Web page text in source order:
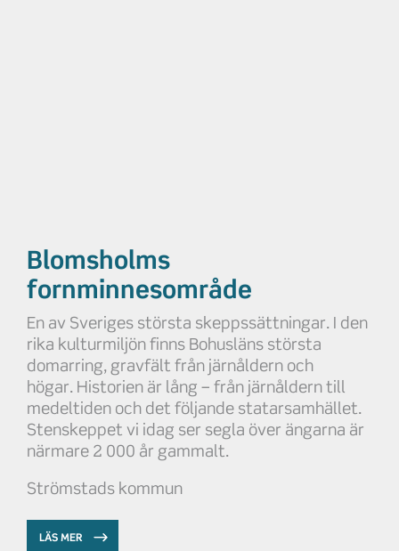
Blomsholms
fornminnesområde
En av Sveriges största skeppssättningar. I den
rika kulturmiljön finns Bohusläns största
domarring, gravfält från järnåldern och
högar. Historien är lång – från järnåldern till
medeltiden och det följande statarsamhället.
Stenskeppet vi idag ser segla över ängarna är
närmare 2 000 år gammalt.
Strömstads kommun
LÄS MER